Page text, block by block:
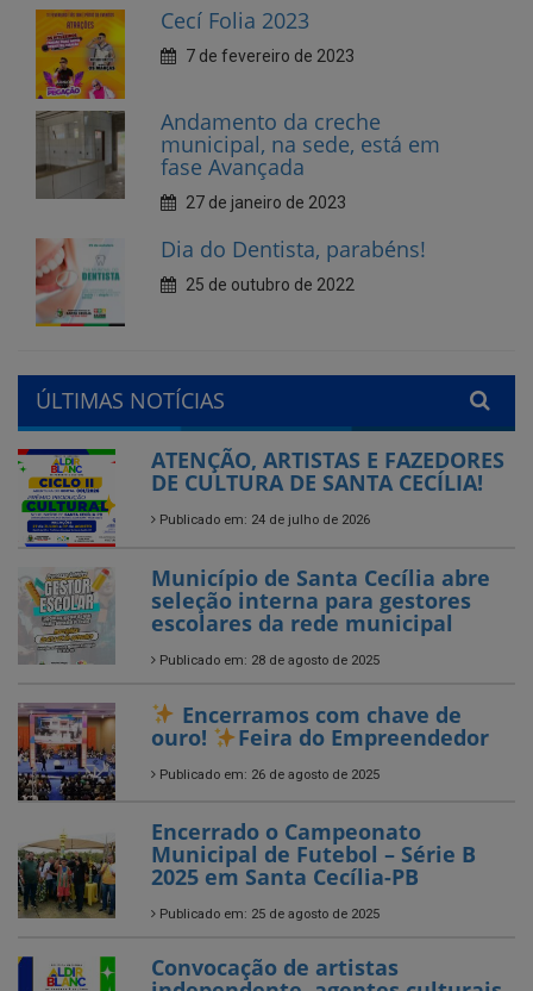
Andamento da creche
fase Avançada
Dia do Dentista, parabéns!
25 de outubro de 2022
ÚLTIMAS NOTÍCIAS
DE CULTURA DE SANTA CECÍLIA!
Município de Santa Cecília abre
seleção interna para gestores
escolares da rede municipal
Encerramos com chave de
ouro!
Feira do Empreendedor
Publicado em: 26 de agosto de 2025
Encerrado o Campeonato
Municipal de Futebol – Série B
2025 em Santa Cecília-PB
Convocação de artistas
independente, agentes culturais,
representantes de empresa ou
entidades de caráter cultural
com atuação no município de
Santa Cecília!